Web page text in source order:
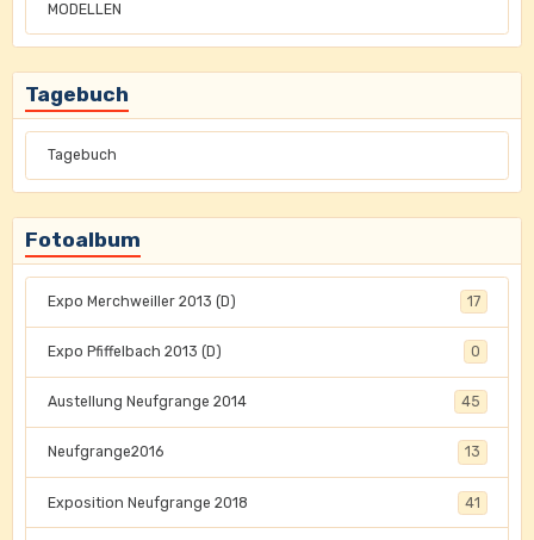
MODELLEN
Tagebuch
Tagebuch
Fotoalbum
Expo Merchweiller 2013 (D) 17
Expo Pfiffelbach 2013 (D) 0
Austellung Neufgrange 2014 45
Neufgrange2016 13
Exposition Neufgrange 2018 41